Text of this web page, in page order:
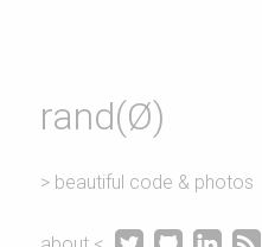
rand(Ø)
> beautiful code & photos